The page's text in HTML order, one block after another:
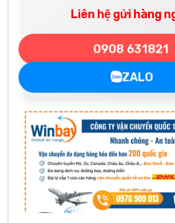
Liên hệ gửi hàng
0908 631821
ZALO